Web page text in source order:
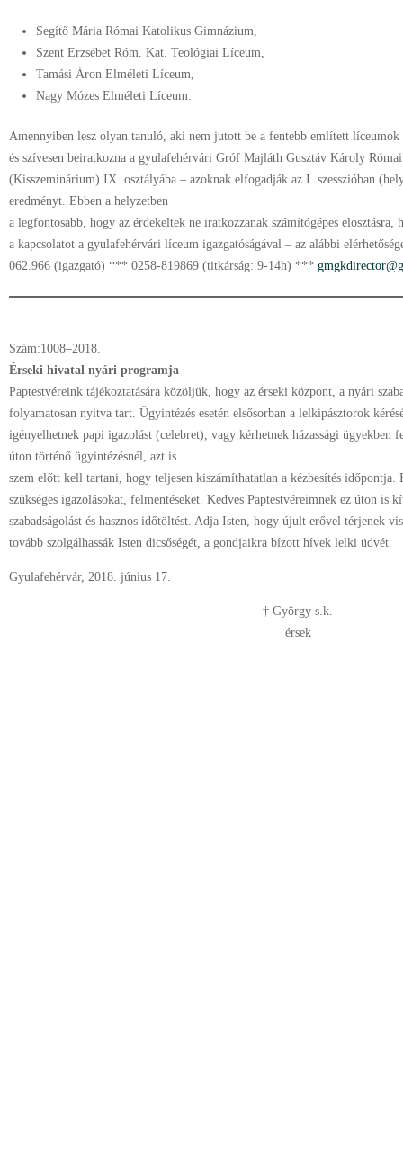
Segítő Mária Római Katolikus Gimnázium,
Szent Erzsébet Róm. Kat. Teológiai Líceum,
Tamási Áron Elméleti Líceum,
Nagy Mózes Elméleti Líceum.
Amennyiben lesz olyan tanuló, aki nem jutott be a fentebb említett
és szívesen beiratkozna a gyulafehérvári Gróf Majláth Gusztáv Károly
(Kisszeminárium) IX. osztályába – azoknak elfogadják az I. szesszióban
eredményt. Ebben a helyzetben
a legfontosabb, hogy az érdekeltek ne iratkozzanak számítógépes elosztásra,
a kapcsolatot a gyulafehérvári líceum igazgatóságával – az alábbi
062.966 (igazgató) *** 0258-819869 (titkárság: 9-14h) ***
Szám:1008–2018.
Érseki hivatal nyári programja
Paptestvéreink tájékoztatására közöljük, hogy az érseki központ, a nyári
folyamatosan nyitva tart. Ügyintézés esetén elsősorban a lelkipásztorok
igényelhetnek papi igazolást (celebret), vagy kérhetnek házassági ügyekben
úton történő ügyintézésnél, azt is
szem előtt kell tartani, hogy teljesen kiszámíthatatlan a kézbesítés
szükséges igazolásokat, felmentéseket. Kedves Paptestvéreimnek ez úton
szabadságolást és hasznos időtöltést. Adja Isten, hogy újult erővel térjenek
tovább szolgálhassák Isten dicsőségét, a gondjaikra bízott hívek lelki üdvét.
Gyulafehérvár, 2018. június 17.
† György s.k.
érsek